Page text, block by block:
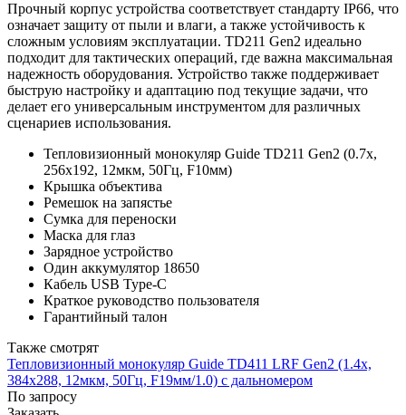
Прочный корпус устройства соответствует стандарту IP66, что
означает защиту от пыли и влаги, а также устойчивость к
сложным условиям эксплуатации. TD211 Gen2 идеально
подходит для тактических операций, где важна максимальная
надежность оборудования. Устройство также поддерживает
быструю настройку и адаптацию под текущие задачи, что
делает его универсальным инструментом для различных
сценариев использования.
Тепловизионный монокуляр Guide TD211 Gen2 (0.7x,
256x192, 12мкм, 50Гц, F10мм)
Крышка объектива
Ремешок на запястье
Сумка для переноски
Маска для глаз
Зарядное устройство
Один аккумулятор 18650
Кабель USB Type-C
Краткое руководство пользователя
Гарантийный талон
Также смотрят
Тепловизионный монокуляр Guide TD411 LRF Gen2 (1.4x,
384x288, 12мкм, 50Гц, F19мм/1.0) с дальномером
По запросу